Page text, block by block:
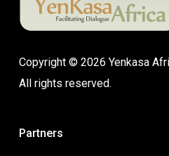
Copyright © 2026 Yenkasa
All rights reserved.
Partners